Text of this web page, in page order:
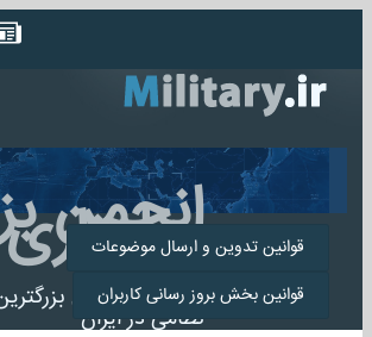
انجمن
میلیتاری
انجمن میلیتاری
نظامی در ایران
قوانین تدوین و ارسال موضوعات
قوانین بخش بروز رسانی کاربران